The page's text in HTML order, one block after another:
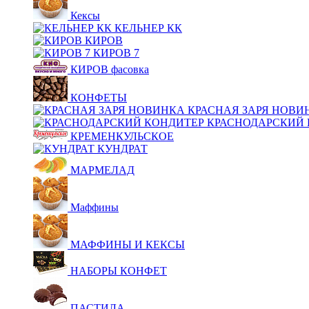
Кексы
КЕЛЬНЕР КК
КИРОВ
КИРОВ 7
КИРОВ фасовка
КОНФЕТЫ
КРАСНАЯ ЗАРЯ
КРАСНОДАРСКИЙ
КРЕМЕНКУЛЬСКОЕ
КУНДРАТ
МАРМЕЛАД
Маффины
МАФФИНЫ И КЕКСЫ
НАБОРЫ КОНФЕТ